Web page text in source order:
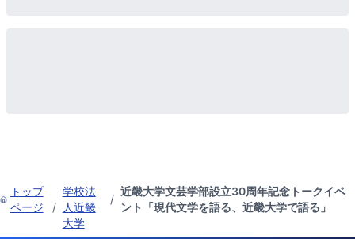
トップ
ページ
/
学校法
人近畿
大学
/
近畿大学文芸学部設立30周年記念トークイベ
ント「現代文学を語る、近畿大学で語る」